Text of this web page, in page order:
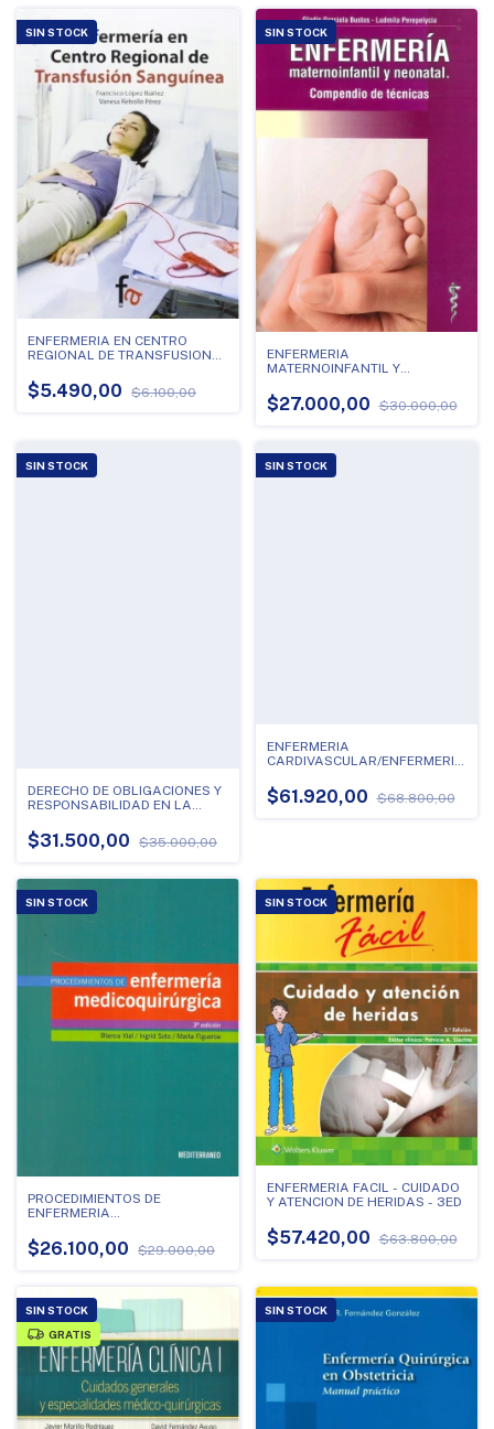
SIN STOCK
ENFERMERIA EN CENTRO
REGIONAL DE TRANSFUSION
$5.490,00 $6.100,00
SIN STOCK
ENFERMERIA
MATERNOINFANTIL Y
$27.000,00 $30.000,00
SIN STOCK
DERECHO DE OBLIGACIONES Y
RESPONSABILIDAD EN LA
$31.500,00 $35.000,00
SIN STOCK
ENFERMERIA
CARDIVASCULAR/ENFERMERIA
CONCISO
$61.920,00 $68.800,00
SIN STOCK
PROCEDIMIENTOS DE
ENFERMERIA
$26.100,00 $29.000,00
SIN STOCK
ENFERMERIA FACIL - CUIDADO
Y ATENCION DE HERIDAS - 3ED
$57.420,00 $63.800,00
SIN STOCK
GRATIS
SIN STOCK